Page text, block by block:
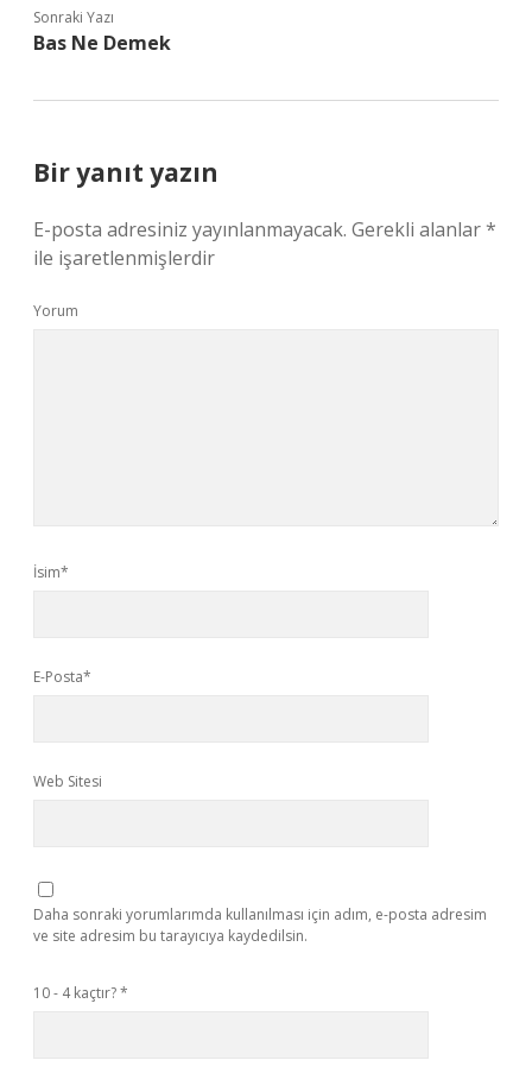
Sonraki Yazı
Bas Ne Demek
Bir yanıt yazın
E-posta adresiniz yayınlanmayacak. Gerekli alanlar*
ile işaretlenmişlerdir
Yorum
İsim*
E-Posta*
Web Sitesi
Daha sonraki yorumlarımda kullanılması için adım, e-posta adresim
ve site adresim bu tarayıcıya kaydedilsin.
10 - 4 kaçtır?*